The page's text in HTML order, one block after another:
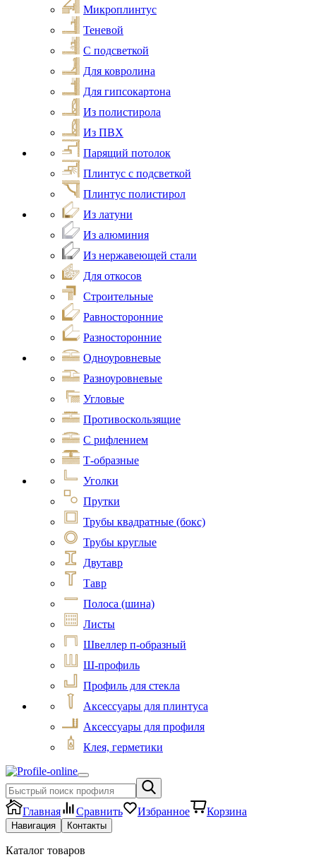
Микроплинтус
Теневой
С подсветкой
Для ковролина
Для гипсокартона
Из полистирола
Из ПВХ
Парящий потолок
Плинтус с подсветкой
Плинтус полистирол
Из латуни
Из алюминия
Из нержавеющей стали
Для откосов
Строительные
Равносторонние
Разносторонние
Одноуровневые
Разноуровневые
Угловые
Противоскользящие
С рифлением
Т-образные
Уголки
Прутки
Трубы квадратные (бокс)
Трубы круглые
Двутавр
Тавр
Полоса (шина)
Листы
Швеллер п-образный
Ш-профиль
Профиль для стекла
Аксессуары для плинтуса
Аксессуары для профиля
Клея, герметики
Главная Сравнить Избранное Корзина
Навигация Контакты
Каталог товаров